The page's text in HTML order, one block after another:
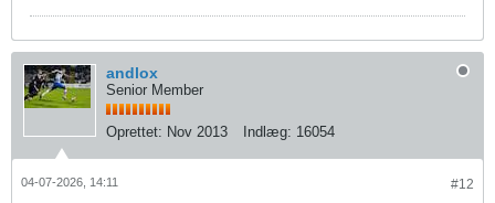
andlox
Senior Member
Oprettet: Nov 2013 Indlæg: 16054
#12
04-07-2026, 14:11